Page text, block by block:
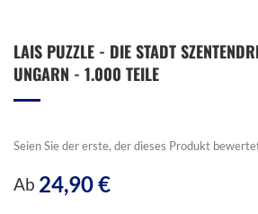
Anfang
der
LAIS PUZZLE - DIE STADT
UNGARN - 1.000 TEILE
Seien Sie der erste, der dieses Produkt
Ab 24,90 €